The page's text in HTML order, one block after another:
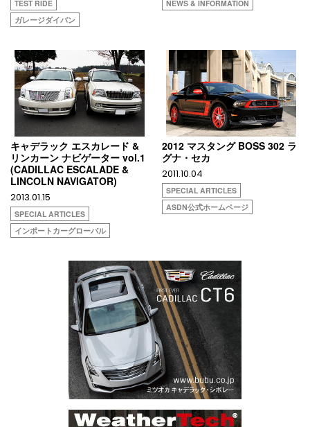
TEST RIDE
ガレージダイバン
NEWS & INFORMATION
キャデラック エスカレード &
リンカーン ナビゲーター vol.1
(CADILLAC ESCALADE &
LINCOLN NAVIGATOR)
2013.01.15
SPECIAL ARTICLES
インポートカーグローバル
2012 マスタング BOSS 302 ラ
グナ・セカ
2011.10.04
SPECIAL ARTICLES
ASDN公式ホームページ